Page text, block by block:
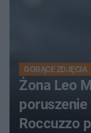
GORĄCE ZDJĘCIA
Żona Leo
Roccuzzo